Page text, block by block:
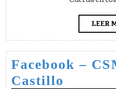
LEER
Facebook –
Castillo